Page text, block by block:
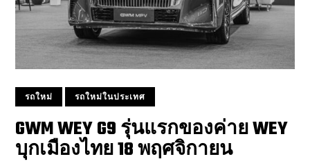
รถใหม่ รถใหม่ในประเทศ
GWM WEY G9 รุ่นแรกของค่าย WEY
บุกเมืองไทย 18 พฤศจิกายน